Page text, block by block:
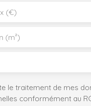
(€)
(m²)
le traitement de mes
conformément au